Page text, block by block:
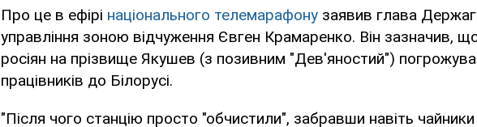
Про це в ефірі національного телемарафону заявив глава
управління зоною відчуження Євген Крамаренко. Він зазначив,
росіян на прізвище Якушев (з позивним "Дев'яностий")
працівників до Білорусі.
"Після чого станцію просто "обчистили", забравши навіть